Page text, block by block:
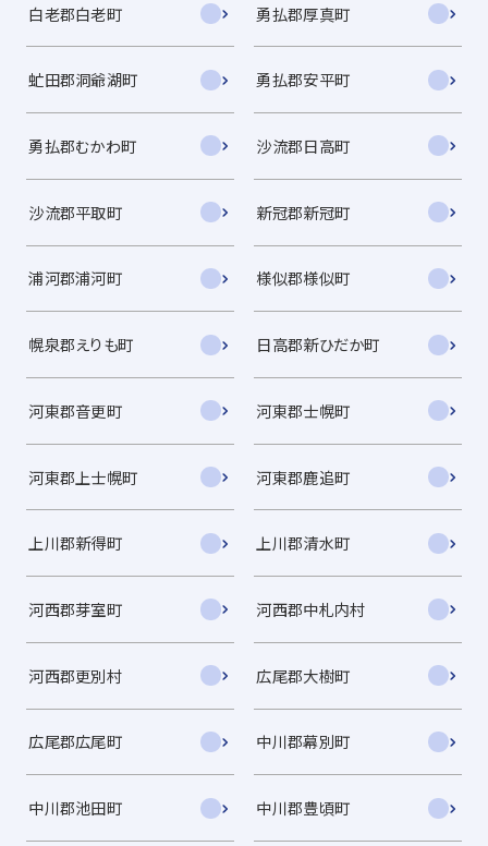
白老郡白老町 勇払郡厚真町
虻田郡洞爺湖町 勇払郡安平町
勇払郡むかわ町 沙流郡日高町
沙流郡平取町 新冠郡新冠町
浦河郡浦河町 様似郡様似町
幌泉郡えりも町 日高郡新ひだか町
河東郡音更町 河東郡士幌町
河東郡上士幌町 河東郡鹿追町
上川郡新得町 上川郡清水町
河西郡芽室町 河西郡中札内村
河西郡更別村 広尾郡大樹町
広尾郡広尾町 中川郡幕別町
中川郡池田町 中川郡豊頃町